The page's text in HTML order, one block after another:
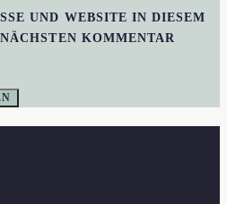
UND WEBSITE IN DIESEM
KOMMENTAR